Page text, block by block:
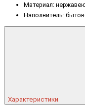
Материал:
Наполнитель:
Характеристики